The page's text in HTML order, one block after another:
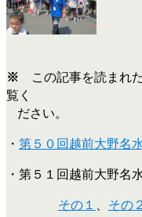
※ この記事を読まれ
覧く
ださい。
・ 第５０回越前大野名
・第５１回越前大野名
その１ 、 その２